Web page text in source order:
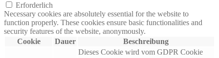
Erforderlich
Necessary cookies are absolutely essential for the website to
function properly. These cookies ensure basic functionalities and
security features of the website, anonymously.
Cookie
Dauer Beschreibung
Dieses Cookie wird vom GDPR Cookie